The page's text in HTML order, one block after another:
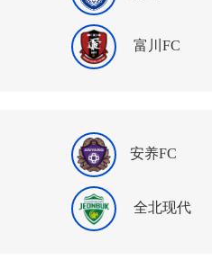
富川FC
安养FC
全北现代